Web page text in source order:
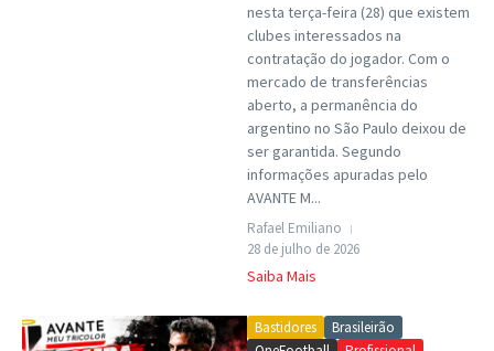
nesta terça-feira (28) que existem
clubes interessados na
contratação do jogador. Com o
mercado de transferências
aberto, a permanência do
argentino no São Paulo deixou de
ser garantida. Segundo
informações apuradas pelo
AVANTE M...
Rafael Emiliano
28 de julho de 2026
Saiba Mais
Bastidores
Brasileirão